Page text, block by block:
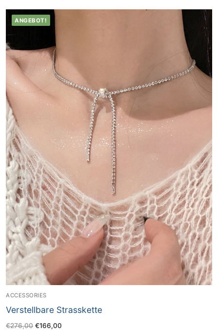
ANGEBOT!
ACCESSORIES
Verstellbare Strasskette
€276,00 €166,00